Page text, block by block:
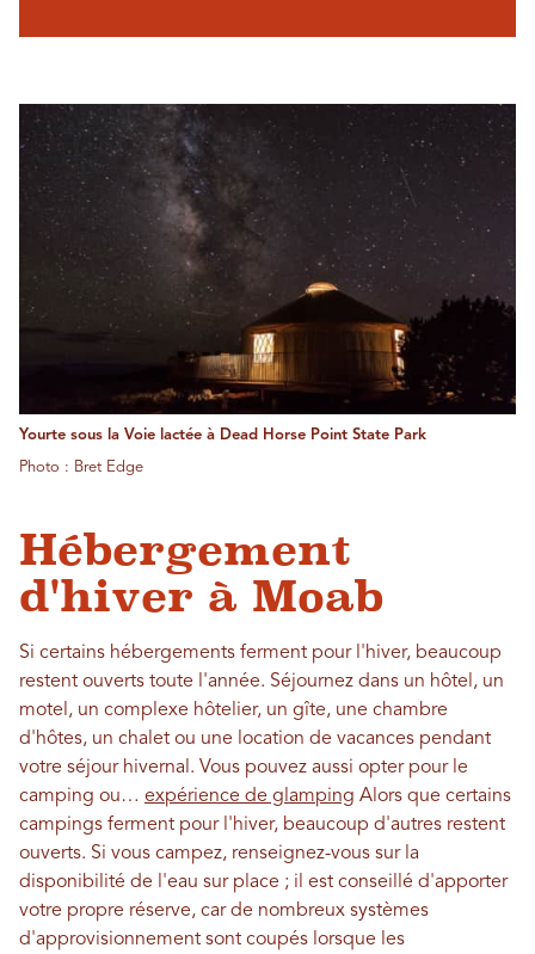
Yourte sous la Voie lactée à Dead Horse Point State Park
Photo : Bret Edge
Hébergement
d'hiver à Moab
Si certains hébergements ferment pour l'hiver, beaucoup
restent ouverts toute l'année. Séjournez dans un hôtel, un
motel, un complexe hôtelier, un gîte, une chambre
d'hôtes, un chalet ou une location de vacances pendant
votre séjour hivernal. Vous pouvez aussi opter pour le
camping ou… expérience de glamping Alors que certains
campings ferment pour l'hiver, beaucoup d'autres restent
ouverts. Si vous campez, renseignez-vous sur la
disponibilité de l'eau sur place ; il est conseillé d'apporter
votre propre réserve, car de nombreux systèmes
d'approvisionnement sont coupés lorsque les